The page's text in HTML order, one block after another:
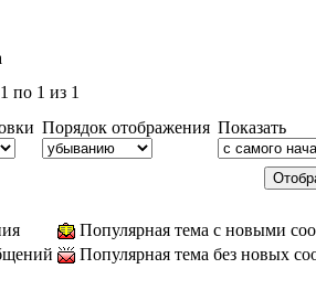
по 1 из 1
Порядок отображения Показать
Популярная тема с новыми
Популярная тема без новых